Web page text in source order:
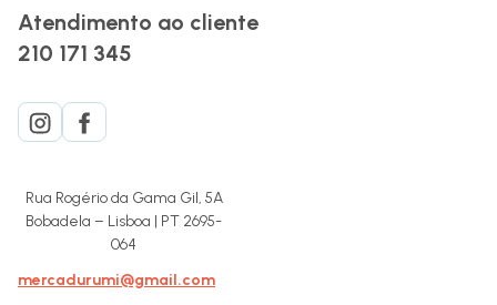
Atendimento ao cliente
210 171 345
Rua Rogério da Gama Gil, 5A
Bobadela – Lisboa | PT 2695-
064
mercadurumi@gmail.com